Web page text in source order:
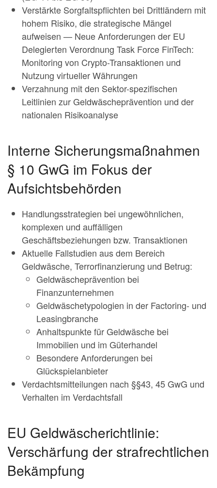
Verstärkte Sorgfaltspflichten bei Drittländern mit
hohem Risiko, die strategische Mängel
aufweisen — Neue Anforderungen der EU
Delegierten Verordnung Task Force FinTech:
Monitoring von Crypto-Transaktionen und
Nutzung virtueller Währungen
Verzahnung mit den Sektor-spezifischen
Leitlinien zur Geldwäscheprävention und der
nationalen Risikoanalyse
Interne Sicherungsmaßnahmen
§ 10 GwG im Fokus der
Aufsichtsbehörden
Handlungsstrategien bei ungewöhnlichen,
komplexen und auffälligen
Geschäftsbeziehungen bzw. Transaktionen
Aktuelle Fallstudien aus dem Bereich
Geldwäsche, Terrorfinanzierung und Betrug:
Geldwäscheprävention bei
Finanzunternehmen
Geldwäschetypologien in der Factoring- und
Leasingbranche
Anhaltspunkte für Geldwäsche bei
Immobilien und im Güterhandel
Besondere Anforderungen bei
Glückspielanbieter
Verdachtsmitteilungen nach §§43, 45 GwG und
Verhalten im Verdachtsfall
EU Geldwäscherichtlinie:
Verschärfung der strafrechtlichen
Bekämpfung